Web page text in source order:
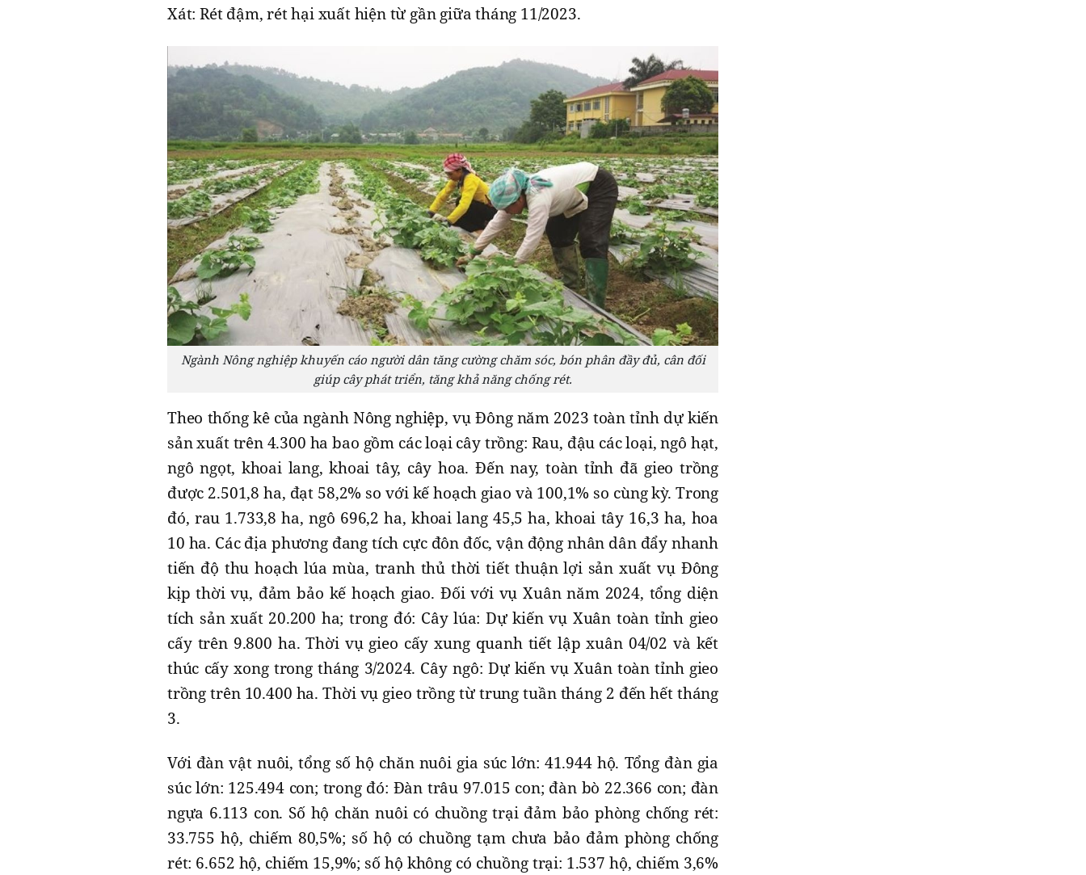
Xát: Rét đậm, rét hại xuất hiện từ gần giữa tháng 11/2023.
Ngành Nông nghiệp khuyến cáo người dân tăng cường chăm sóc, bón phân đầy đủ, cân đối
giúp cây phát triển, tăng khả năng chống rét.
Theo thống kê của ngành Nông nghiệp, vụ Đông năm 2023 toàn tỉnh dự kiến
sản xuất trên 4.300 ha bao gồm các loại cây trồng: Rau, đậu các loại, ngô hạt,
ngô ngọt, khoai lang, khoai tây, cây hoa. Đến nay, toàn tỉnh đã gieo trồng
được 2.501,8 ha, đạt 58,2% so với kế hoạch giao và 100,1% so cùng kỳ. Trong
đó, rau 1.733,8 ha, ngô 696,2 ha, khoai lang 45,5 ha, khoai tây 16,3 ha, hoa
10 ha. Các địa phương đang tích cực đôn đốc, vận động nhân dân đẩy nhanh
tiến độ thu hoạch lúa mùa, tranh thủ thời tiết thuận lợi sản xuất vụ Đông
kịp thời vụ, đảm bảo kế hoạch giao. Đối với vụ Xuân năm 2024, tổng diện
tích sản xuất 20.200 ha; trong đó: Cây lúa: Dự kiến vụ Xuân toàn tỉnh gieo
cấy trên 9.800 ha. Thời vụ gieo cấy xung quanh tiết lập xuân 04/02 và kết
thúc cấy xong trong tháng 3/2024. Cây ngô: Dự kiến vụ Xuân toàn tỉnh gieo
trồng trên 10.400 ha. Thời vụ gieo trồng từ trung tuần tháng 2 đến hết tháng
3.
Với đàn vật nuôi, tổng số hộ chăn nuôi gia súc lớn: 41.944 hộ. Tổng đàn gia
súc lớn: 125.494 con; trong đó: Đàn trâu 97.015 con; đàn bò 22.366 con; đàn
ngựa 6.113 con. Số hộ chăn nuôi có chuồng trại đảm bảo phòng chống rét:
33.755 hộ, chiếm 80,5%; số hộ có chuồng tạm chưa bảo đảm phòng chống
rét: 6.652 hộ, chiếm 15,9%; số hộ không có chuồng trại: 1.537 hộ, chiếm 3,6%